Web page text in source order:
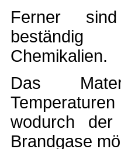
Ferner
Chemikalien.
Das
wodurch
Brandgase